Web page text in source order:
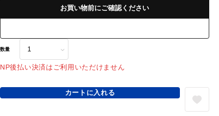
お買い物前にご確認ください
数量
NP後払い決済はご利用いただけません
カートに入れる